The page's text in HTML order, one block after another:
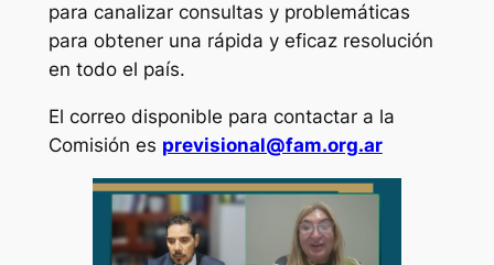
para canalizar consultas y problemáticas
para obtener una rápida y eficaz resolución
en todo el país.
El correo disponible para contactar a la
Comisión es previsional@fam.org.ar